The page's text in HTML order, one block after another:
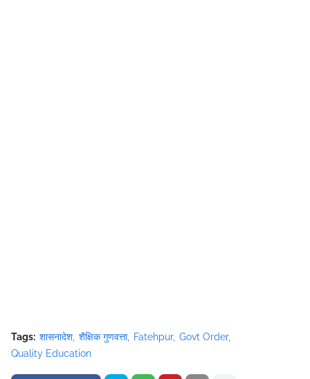
Tags: शासनादेश शैक्षिक गुणवत्ता Fatehpur Govt Order
Quality Education